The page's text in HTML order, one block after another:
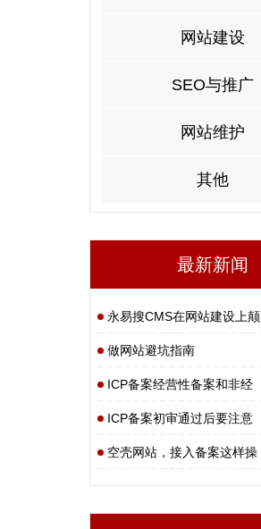
网站建设
SEO与推广
网站维护
其他
最新新闻
永易搜CMS在网站建设上颠
覆性
做网站避坑指南
ICP备案经营性备案和非经
营性
ICP备案初审通过后要注意
什么
空壳网站，接入备案这样操